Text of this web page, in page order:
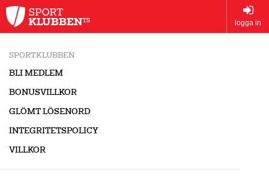
logga in
SPORTKLUBBEN
BLI MEDLEM
BONUSVILLKOR
GLÖMT LÖSENORD
INTEGRITETSPOLICY
VILLKOR